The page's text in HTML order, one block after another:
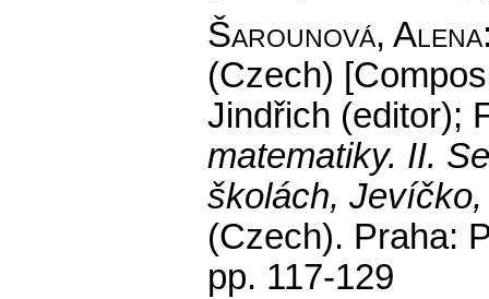
Šarounová, Alena
(Czech)
Jindřich (editor);
matematiky. II.
školách,
(Czech). Praha:
pp. 117-129